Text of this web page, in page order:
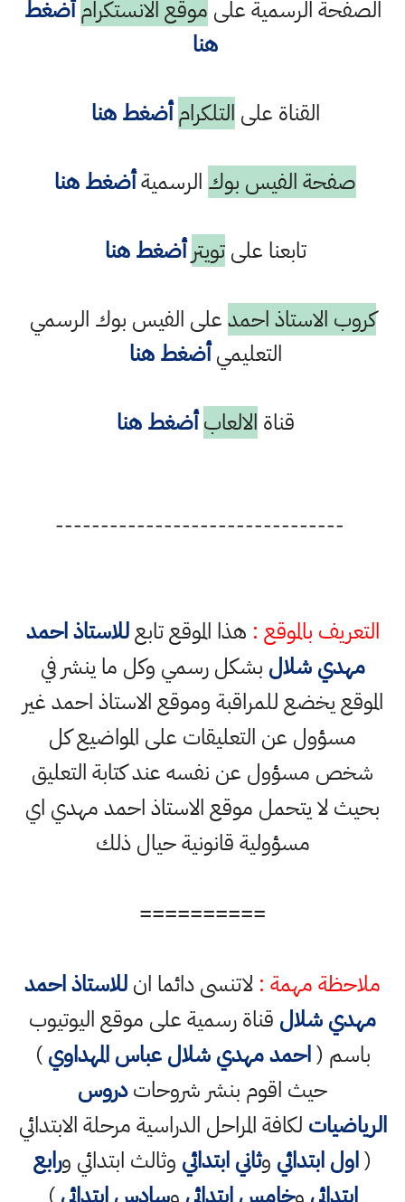
الصفحة الرسمية على موقع الانستكرام أضغط
هنا
القناة على التلكرام أضغط هنا
صفحة الفيس بوك الرسميةأضغط هنا
تابعنا علىتويتر أضغط هنا
كروب الاستاذ احمدعلى الفيس بوك الرسمي
التعليميأضغط هنا
قناة الالعاب أضغط هنا
--------------------------------
التعريف بالموقع : هذا الموقع تابعللاستاذ احمد
مهدي شلال بشكل رسمي وكل ما ينشر في
الموقع يخضع للمراقبة وموقع الاستاذ احمد غير
مسؤول عن التعليقات على المواضيع كل
شخص مسؤول عن نفسه عند كتابة التعليق
بحيث لا يتحمل موقع الاستاذ احمد مهدي اي
مسؤولية قانونية حيال ذلك
==========
ملاحظة مهمة : لاتنسى دائما انللاستاذ احمد
مهدي شلال قناة رسمية على موقع اليوتيوب
باسم (احمد مهدي شلال عباس المهداوي)
حيث اقوم بنشر شروحاتدروس
الرياضيات لكافة المراحل الدراسية مرحلة الابتدائي
(اول ابتدائي وثاني ابتدائي وثالث ابتدائي ورابع
ابتدائي وخامس ابتدائي وسادس ابتدائي)